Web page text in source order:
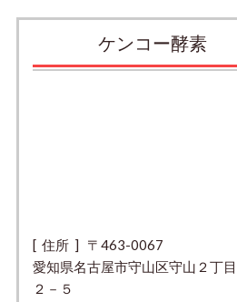
ケンコー酵素
[ 住所 ] 〒463-0067
愛知県名古屋市守山区守山２丁目
２－５